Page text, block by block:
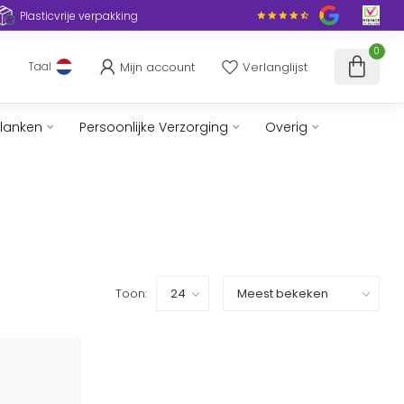
Plasticvrije verpakking
Taal Mijn account Verlanglijst
0
Persoonlijke Verzorging Overig
Toon: